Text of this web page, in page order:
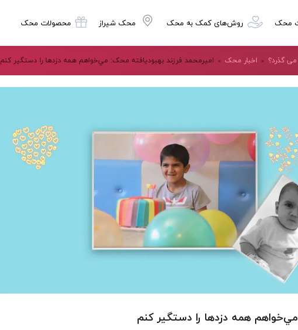
محک روش‌های کمک به محک محک شیراز محصولات محک
گذرد؟ اخبار محک اميرمحمد فرزند بهبودیافته محک: مي‌خواهم همه دزدها را دستگیر کنم
همه دزدها را دستگیر کنم